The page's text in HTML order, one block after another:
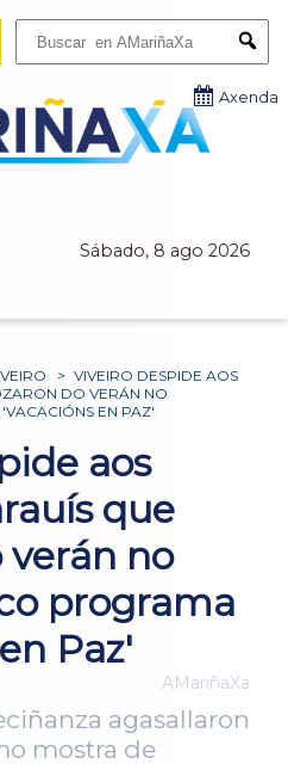
Sábado, 8 ago 2026
Axenda
> VIVEIRO DESPIDE AOS
DO VERÁN NO
EN PAZ'
aos
que
verán no
programa
Paz'
AMariñaXa
agasallaron
mostra de